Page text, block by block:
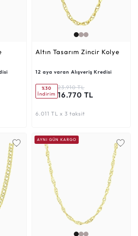
Altın Tasarım Zincir Kolye
12 aya varan Alışveriş Kredisi
%30
İndirim
23.910 TL
16.770 TL
6.011 TL x 3 taksit
AYNI GÜN KARGO